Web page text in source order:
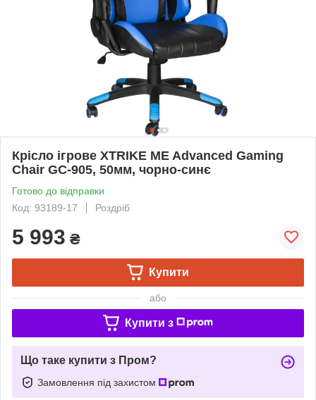
Крісло ігрове XTRIKE ME Advanced Gaming
Chair GC-905, 50мм, чорно-cинє
Готово до відправки
Код: 93189-17
Роздріб
5 993 ₴
Купити
або
Купити з
Що таке купити з Пром?
Замовлення під захистом